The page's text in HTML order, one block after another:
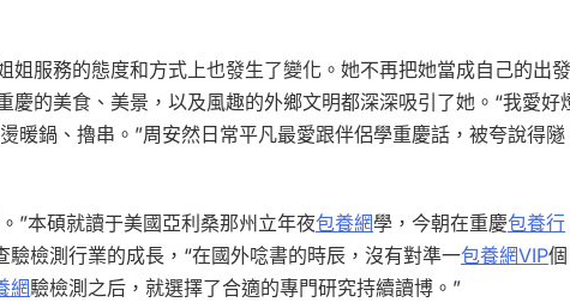
姐服務的態度和方式上也發生了變化。她不再把她當成自己的出發
的美食、美景，以及風趣的外鄉文明都深深吸引了她。“我愛好
暖鍋、擼串。”周安然日常平凡最愛跟伴侶學重慶話，被夸說得隧
”本碩就讀于美國亞利桑那州立年夜包養網學，今朝在重慶包養行
檢測行業的成長，“在國外唸書的時辰，沒有對準一包養網VIP個
網驗檢測之后，就選擇了合適的專門研究持續讀博。”